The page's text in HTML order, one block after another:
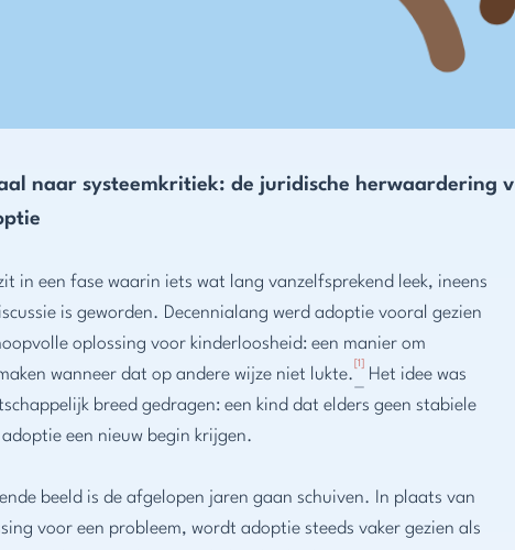
naar systeemkritiek: de juridische herwaardering
in een fase waarin iets wat lang vanzelfsprekend leek, ineens
is geworden. Decennialang werd adoptie vooral gezien
oplossing voor kinderloosheid: een manier om
wanneer dat op andere wijze niet lukte.
[1]
Het idee was
breed gedragen: een kind dat elders geen stabiele
een nieuw begin krijgen.
beeld is de afgelopen jaren gaan schuiven. In plaats van
voor een probleem, wordt adoptie steeds vaker gezien als